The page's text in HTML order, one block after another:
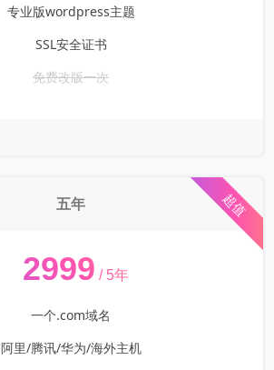
专业版wordpress主题
SSL安全证书
免费改版一次
超值
五年
2999 / 5年
一个.com域名
阿里/腾讯/华为/海外主机